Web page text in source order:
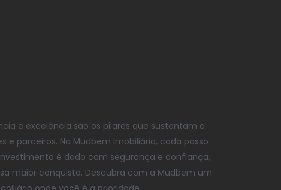
e excelência são os pilares que sustentam a
e parceiros. Na Mudbem Imobiliária, cada passo
é dado com segurança e confiança,
maior conquista. Descubra com a Mudbem um